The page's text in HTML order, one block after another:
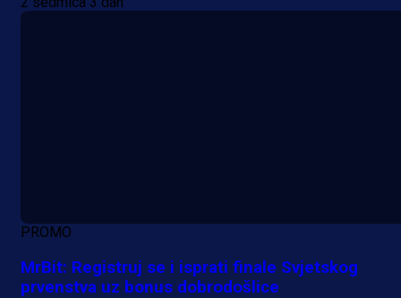
PROMO
MrBit: Registruj se i isprati finale Svjetskog
prvenstva uz bonus dobrodošlice